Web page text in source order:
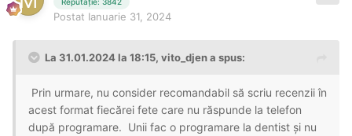
Postat Ianuarie 31, 2024
La 31.01.2024 la 18:15, vito_djena spus:
Prin urmare, nu consider recomandabil să scriu recenzii în
acest format fiecărei fete care nu răspunde la telefon
după programare. Unii fac o programare la dentist și nu